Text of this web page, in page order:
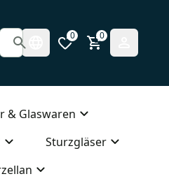
0 0
& Glaswaren
Sturzgläser